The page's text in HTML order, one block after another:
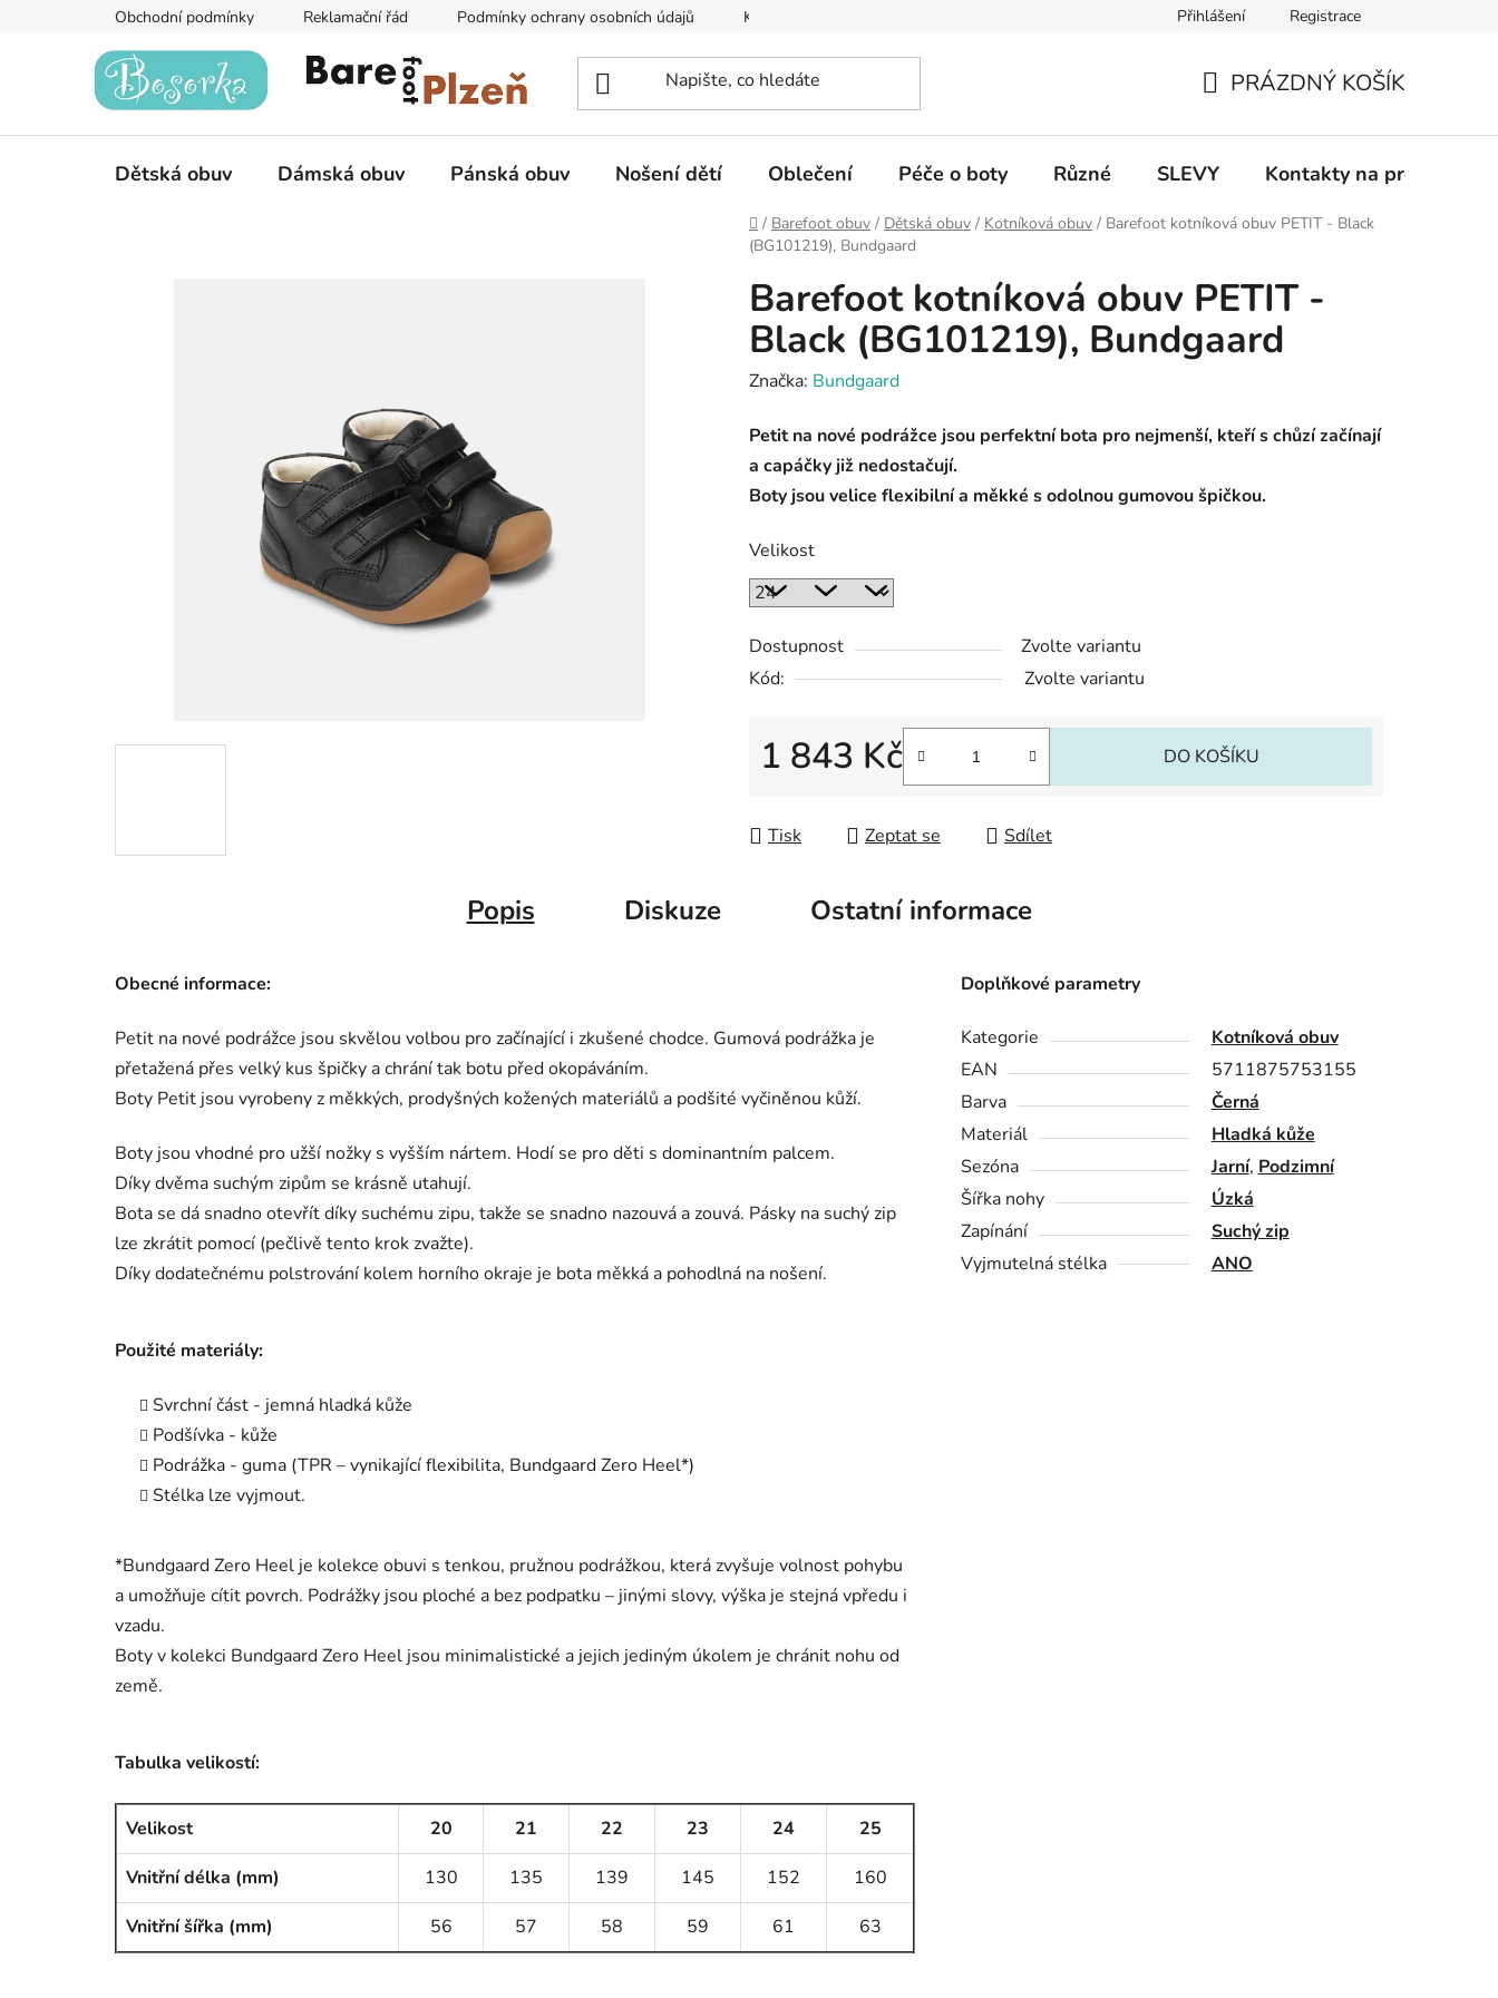
Obchodní podmínky Reklamační řád Podmínky ochrany osobních údajů Kontakty na prodejny Informace k on-line platbám Odstoupení od
Přihlášení Registrace
KOŠÍK
PRÁZDNÝ KOŠÍK
Dětská obuv Dámská obuv Pánská obuv Nošení dětí Oblečení Péče o boty Různé SLEVY Kontakty na prodejny
Domů
/ Barefoot obuv / Dětská obuv / Kotníková obuv / Barefoot kotníková obuv PETIT - Black
(BG101219), Bundgaard
Barefoot kotníková obuv PETIT -
Black (BG101219), Bundgaard
Značka: Bundgaard
Petit na nové podrážce jsou perfektní bota pro nejmenší, kteří s chůzí začínají
a capáčky již nedostačují.
Boty jsou velice flexibilní a měkké s odolnou gumovou špičkou.
Velikost
Dostupnost
Zvolte variantu
Kód:
Zvolte variantu
1 843 Kč DO KOŠÍKU
Tisk Zeptat se Sdílet
Popis Diskuze Ostatní informace
Obecné informace:
Petit na nové podrážce jsou skvělou volbou pro začínající i zkušené chodce. Gumová podrážka je
přetažená přes velký kus špičky a chrání tak botu před okopáváním.
Boty Petit jsou vyrobeny z měkkých, prodyšných kožených materiálů a podšité vyčiněnou kůží.
Boty jsou vhodné pro užší nožky s vyšším nártem. Hodí se pro děti s dominantním palcem.
Díky dvěma suchým zipům se krásně utahují.
Bota se dá snadno otevřít díky suchému zipu, takže se snadno nazouvá a zouvá. Pásky na suchý zip
lze zkrátit pomocí (pečlivě tento krok zvažte).
Díky dodatečnému polstrování kolem horního okraje je bota měkká a pohodlná na nošení.
Použité materiály:
Svrchní část - jemná hladká kůže
Podšívka - kůže
Podrážka - guma (TPR – vynikající flexibilita, Bundgaard Zero Heel*)
Stélka lze vyjmout.
*Bundgaard Zero Heel je kolekce obuvi s tenkou, pružnou podrážkou, která zvyšuje volnost pohybu
a umožňuje cítit povrch. Podrážky jsou ploché a bez podpatku – jinými slovy, výška je stejná vpředu i
vzadu.
Boty v kolekci Bundgaard Zero Heel jsou minimalistické a jejich jediným úkolem je chránit nohu od
země.
Tabulka velikostí:
Velikost 20 21 22 23 24
25
Vnitřní délka (mm)
130 135 139 145 152
160
Vnitřní šířka (mm)
56 57 58 59 61 63
Doplňkové parametry
Kategorie
Kotníková obuv
EAN
5711875753155
Barva
Černá
Materiál
Hladká kůže
Sezóna
Jarní, Podzimní
Šířka nohy
Úzká
Zapínání
Suchý zip
Vyjmutelná stélka
ANO